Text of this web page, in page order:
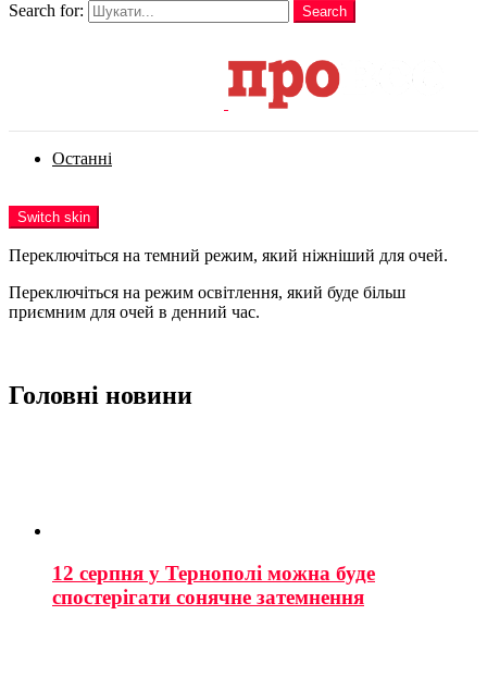
Search for:
Search
Останні
Switch skin
Переключіться на темний режим, який ніжніший для очей.
Переключіться на режим освітлення, який буде більш
приємним для очей в денний час.
Головні новини
12 серпня у Тернополі можна буде
спостерігати сонячне затемнення